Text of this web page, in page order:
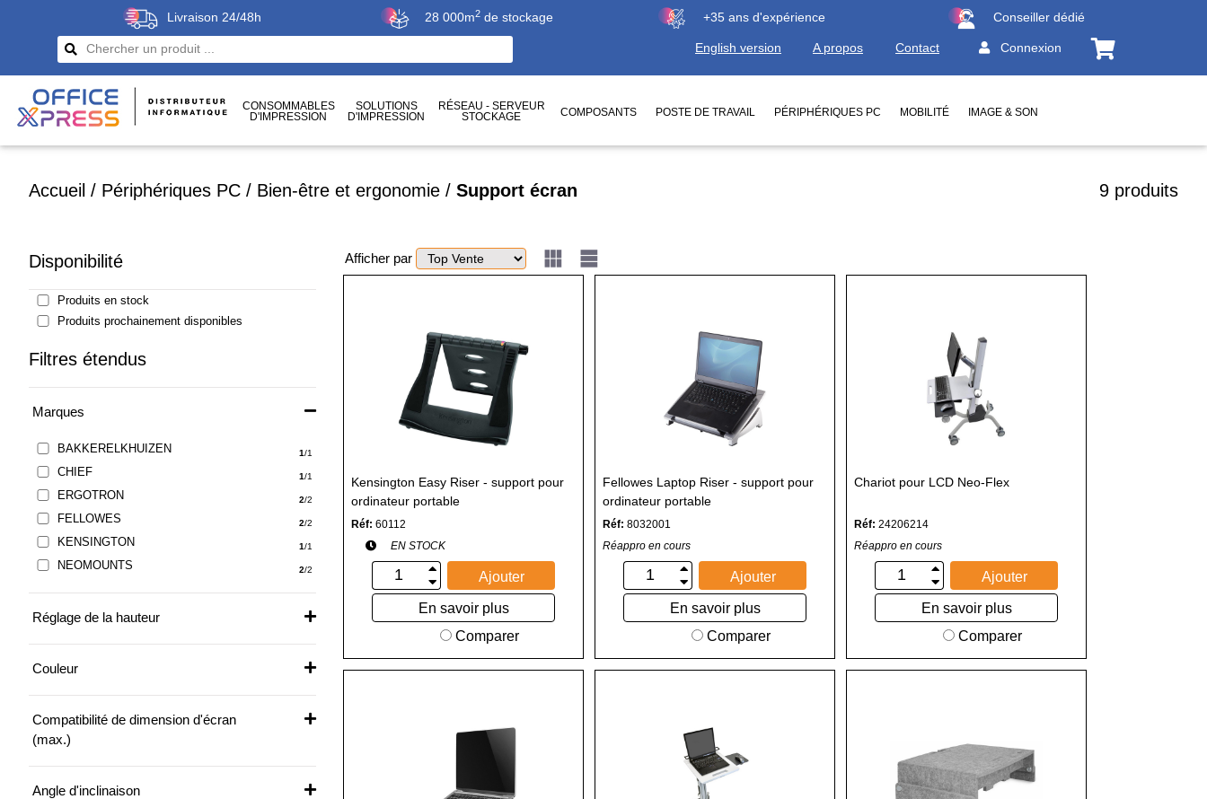
Livraison 24/48h 28 000m2 de stockage +35 ans d'expérience Conseiller dédié
English version A propos Contact Connexion
CONSOMMABLES
D'IMPRESSION
SOLUTIONS
D'IMPRESSION
RÉSEAU - SERVEUR
STOCKAGE
COMPOSANTS POSTE DE TRAVAIL PÉRIPHÉRIQUES PC MOBILITÉ IMAGE & SON
Accueil / Périphériques PC / Bien-être et ergonomie / Support écran 9 produits
Disponibilité
Produits en stock
Produits prochainement disponibles
Filtres étendus
Marques
BAKKERELKHUIZEN 1/1
CHIEF 1/1
ERGOTRON 2/2
FELLOWES 2/2
KENSINGTON 1/1
NEOMOUNTS 2/2
Réglage de la hauteur
Couleur
Compatibilité de dimension d'écran
(max.)
Angle d'inclinaison
Afficher par
Kensington Easy Riser - support pour
ordinateur portable
Réf: 60112
EN STOCK
Ajouter
En savoir plus
Comparer
Fellowes Laptop Riser - support pour
ordinateur portable
Réf: 8032001
Réappro en cours
Ajouter
En savoir plus
Comparer
Chariot pour LCD Neo-Flex
Réf: 24206214
Réappro en cours
Ajouter
En savoir plus
Comparer